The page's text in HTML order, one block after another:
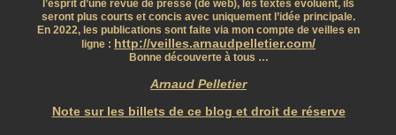
l’esprit d’une revue de presse (de web), les textes évoluent, ils
seront plus courts et concis avec uniquement l’idée principale.
En 2022, les publications sont faite via mon compte de veilles en
ligne : http://veilles.arnaudpelletier.com/
Bonne découverte à tous …
Arnaud Pelletier
Note sur les billets de ce blog et droit de réserve